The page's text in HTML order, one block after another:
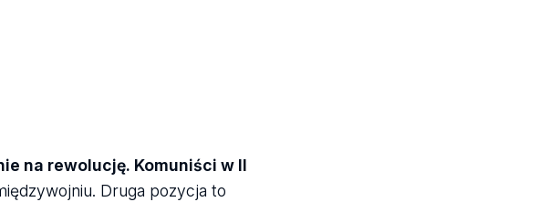
na rewolucję. Komuniści w II
Druga pozycja to